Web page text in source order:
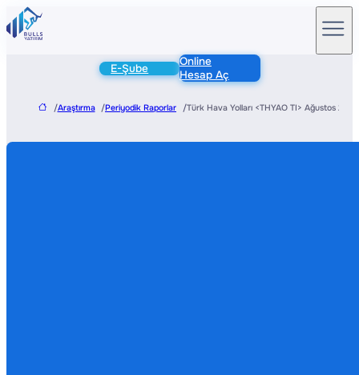
E-Şube
Online
Hesap Aç
/Araştırma /Periyodik Raporlar /Türk Hava Yolları <THYAO TI> Ağustos 25